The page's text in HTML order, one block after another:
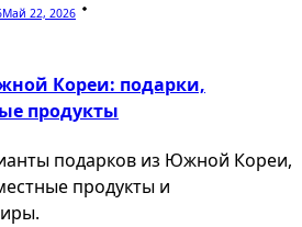
Май 22, 2026
Кореи: подарки,
продукты
подарков из Южной Кореи,
продукты и